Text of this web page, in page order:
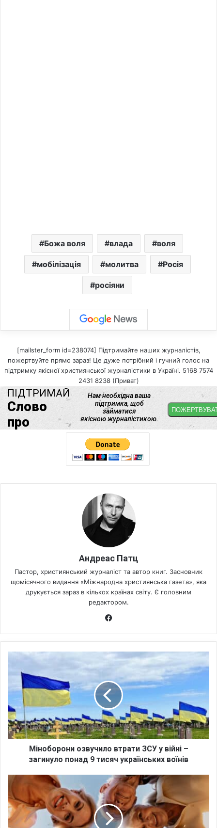
Божа воля влада воля
мобілізація молитва Росія
росіяни
[mailster_form id=238074] Підтримайте наших журналістів,
пожертвуйте прямо зараз! Це дуже потрібний і гучний голос на
підтримку якісної християнської журналістики в Україні. 5168 7574
2431 8238 (Приват)
Андреас Патц
Пастор, християнський журналіст та автор книг. Засновник
щомісячного видання «Міжнародна християнська газета», яка
друкується зараз в кількох країнах світу. Є головним
редактором.
bo
ok
о
р
о
н
ч
и
л
Міноборони озвучило втрати ЗСУ у війні –
загинуло понад 9 тисяч українських воїнів
о
б
а